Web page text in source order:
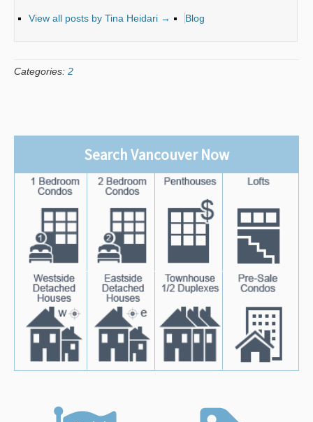
View all posts by Tina Heidari → Blog
Categories: 2
Search Vancouver Now